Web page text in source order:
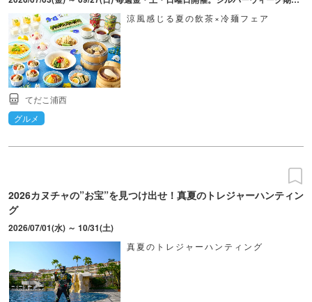
涼風感じる夏の飲茶×冷麺フェア
てだこ浦西
グルメ
2026カヌチャの”お宝”を見つけ出せ！真夏のトレジャーハンティン
グ
2026/07/01(水) ～ 10/31(土)
真夏のトレジャーハンティング